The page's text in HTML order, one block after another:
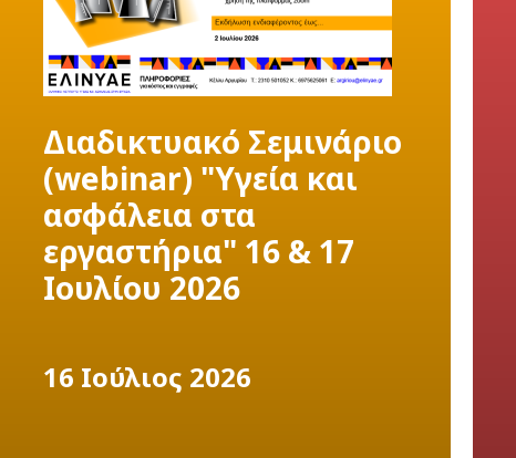
Διαδικτυακό Σεμινάριο
(webinar) "Υγεία και
ασφάλεια στα
εργαστήρια" 16 & 17
Ιουλίου 2026
16 Ιούλιος 2026